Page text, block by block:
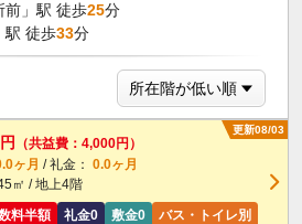
前」駅 徒歩25分
駅 徒歩33分
更新08/03
（共益費：4,000円）
ヶ月 / 礼金： 0.0ヶ月
㎡ / 地上4階
料半額
礼金0 敷金0 バス・トイレ別